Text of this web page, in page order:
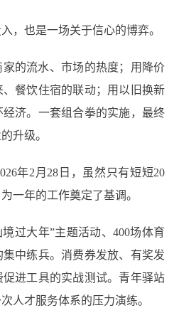
，也是一场关于信心的博弈。
的流水、市场的热度；用降价
餐饮住宿的联动；用以旧换新
济。一套组合拳的实施，最终
升级。
年2月28日，虽然只有短短20
一年的工作奠定了基调。
过大年”主题活动、400场体育
中练兵。消费券发放、有奖发
进工具的实战测试。青年驿站
人才服务体系的压力演练。